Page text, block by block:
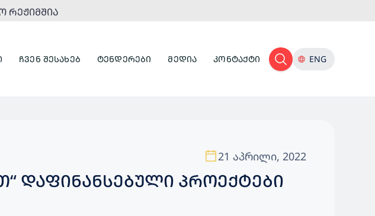
ᲠᲔᲟᲘᲛᲨᲘᲐ
ᲩᲕᲔᲜ ᲨᲔᲡᲐᲮᲔᲑ ᲢᲔᲜᲓᲔᲠᲔᲑᲘ ᲛᲔᲓᲘᲐ ᲙᲝᲜᲢᲐᲥᲢᲘ ENG
21 აპრილი, 2022